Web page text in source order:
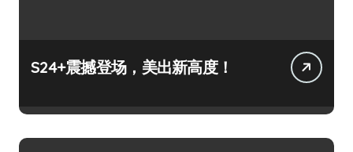
S24+震撼登场，美出新高度！